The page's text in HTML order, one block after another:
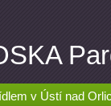
v Ústí nad